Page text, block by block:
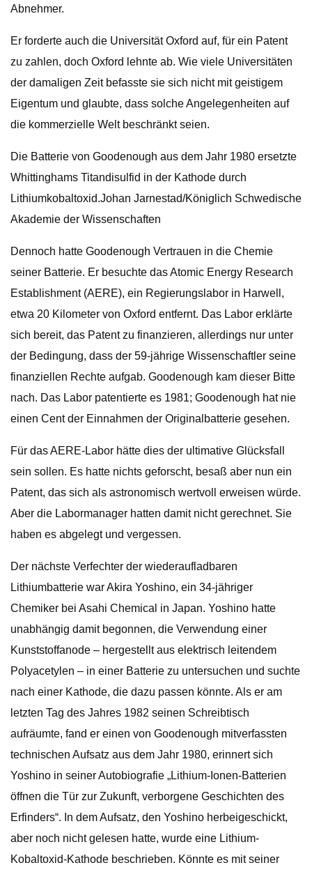
Abnehmer.
Er forderte auch die Universität Oxford auf, für ein Patent
zu zahlen, doch Oxford lehnte ab. Wie viele Universitäten
der damaligen Zeit befasste sie sich nicht mit geistigem
Eigentum und glaubte, dass solche Angelegenheiten auf
die kommerzielle Welt beschränkt seien.
Die Batterie von Goodenough aus dem Jahr 1980 ersetzte
Whittinghams Titandisulfid in der Kathode durch
Lithiumkobaltoxid.Johan Jarnestad/Königlich Schwedische
Akademie der Wissenschaften
Dennoch hatte Goodenough Vertrauen in die Chemie
seiner Batterie. Er besuchte das Atomic Energy Research
Establishment (AERE), ein Regierungslabor in Harwell,
etwa 20 Kilometer von Oxford entfernt. Das Labor erklärte
sich bereit, das Patent zu finanzieren, allerdings nur unter
der Bedingung, dass der 59-jährige Wissenschaftler seine
finanziellen Rechte aufgab. Goodenough kam dieser Bitte
nach. Das Labor patentierte es 1981; Goodenough hat nie
einen Cent der Einnahmen der Originalbatterie gesehen.
Für das AERE-Labor hätte dies der ultimative Glücksfall
sein sollen. Es hatte nichts geforscht, besaß aber nun ein
Patent, das sich als astronomisch wertvoll erweisen würde.
Aber die Labormanager hatten damit nicht gerechnet. Sie
haben es abgelegt und vergessen.
Der nächste Verfechter der wiederaufladbaren
Lithiumbatterie war Akira Yoshino, ein 34-jähriger
Chemiker bei Asahi Chemical in Japan. Yoshino hatte
unabhängig damit begonnen, die Verwendung einer
Kunststoffanode – hergestellt aus elektrisch leitendem
Polyacetylen – in einer Batterie zu untersuchen und suchte
nach einer Kathode, die dazu passen könnte. Als er am
letzten Tag des Jahres 1982 seinen Schreibtisch
aufräumte, fand er einen von Goodenough mitverfassten
technischen Aufsatz aus dem Jahr 1980, erinnert sich
Yoshino in seiner Autobiografie „Lithium-Ionen-Batterien
öffnen die Tür zur Zukunft, verborgene Geschichten des
Erfinders“. In dem Aufsatz, den Yoshino herbeigeschickt,
aber noch nicht gelesen hatte, wurde eine Lithium-
Kobaltoxid-Kathode beschrieben. Könnte es mit seiner